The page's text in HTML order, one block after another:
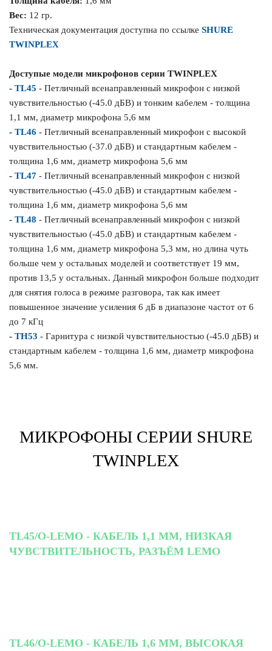
Вес: 12 гр.
Техническая документация доступна по ссылке SHURE
TWINPLEX
Доступые модели микрофонов серии TWINPLEX
- TL45 - Петличный всенаправленный микрофон с низкой
чувствительностью (-45.0 дБВ) и тонким кабелем - толщина
1,1 мм, диаметр микрофона 5,6 мм
- TL46 - Петличный всенаправленный микрофон с высокой
чувствительностью (-37.0 дБВ) и стандартным кабелем -
толщина 1,6 мм, диаметр микрофона 5,6 мм
- TL47 - Петличный всенаправленный микрофон с низкой
чувствительностью (-45.0 дБВ) и стандартным кабелем -
толщина 1,6 мм, диаметр микрофона 5,6 мм
- TL48 - Петличный всенаправленный микрофон с низкой
чувствительностью (-45.0 дБВ) и стандартным кабелем -
толщина 1,6 мм, диаметр микрофона 5,3 мм, но длина чуть
больше чем у остальных моделей и соответствует 19 мм,
против 13,5 у остальных. Данный микрофон больше подходит
для снятия голоса в режиме разговора, так как имеет
повышенное значение усиления 6 дБ в диапазоне частот от 6
до 7 кГц
- TH53 - Гарнитура с низкой чувствительностью (-45.0 дБВ) и
стандартным кабелем - толщина 1,6 мм, диаметр микрофона
5,6 мм.
МИКРОФОНЫ СЕРИИ SHURE
TWINPLEX
TL45/O-LEMO - КАБЕЛЬ 1,1 ММ, НИЗКАЯ
ЧУВСТВИТЕЛЬНОСТЬ, РАЗЪЁМ LEMO
TL46/O-LEMO - КАБЕЛЬ 1,6 ММ, ВЫСОКАЯ